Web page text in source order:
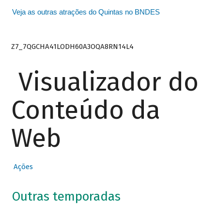
Veja as outras atrações do Quintas no BNDES
Z7_7QGCHA41LODH60A3OQA8RN14L4
Visualizador do
Conteúdo da
Web
Ações
Outras temporadas